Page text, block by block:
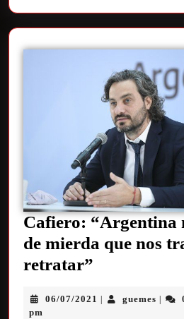
Cafiero: “Argentina
de mierda que nos
retratar”
06/07/2021 guemes
pm